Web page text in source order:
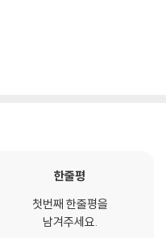
클라크 케이블이 출연하는데,
이 저마다 출연을 기피해서,
끌로데트 콜버트를 기용하는
내
이 필요하므로 4K전용 플레
어 소프트웨어 최신 버전의 업데
한줄평
첫번째 한줄평을
남겨주세요.